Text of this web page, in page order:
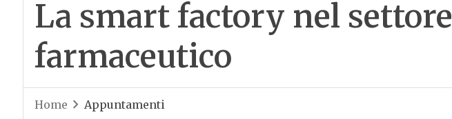
La smart factory nel settore
farmaceutico
Home Appuntamenti